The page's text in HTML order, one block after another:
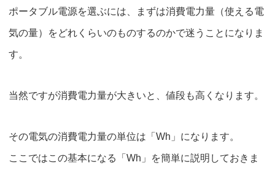
ポータブル電源を選ぶには、まずは消費電力量（使える電
気の量）をどれくらいのものするのかで迷うことになりま
す。
当然ですが消費電力量が大きいと、値段も高くなります。
その電気の消費電力量の単位は「Wh」になります。
ここではこの基本になる「Wh」を簡単に説明しておきま